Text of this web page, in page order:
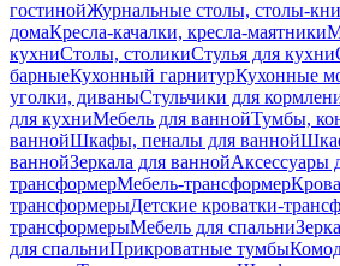
гостинойЖурнальные столы, столы-
домаКресла-качалки, кресла-маятники
кухниСтолы, столикиСтулья для кухни
барныеКухонный гарнитурКухонные
уголки, диваныСтульчики для
для кухниМебель для ваннойТумбы,
ваннойШкафы, пеналы для ванной
ваннойЗеркала для ваннойАксессуары
трансформерМебель-трансформер
трансформерыДетские кроватки-
трансформерыМебель для спальни
для спальниПрикроватные тумбы